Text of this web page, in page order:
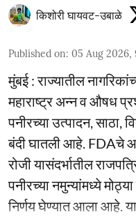
किशोरी घायवट-उबाळे
Published on: 05 Aug 2026,
मुंबई : राज्यातील
महाराष्ट्र अन्न व औषध
पनीरच्या उत्पादन, साठा,
बंदी घातली आहे. FDAचे
रोजी यासंदर्भातील
पनीरच्या नमुन्यांमध्ये
निर्णय घेण्यात आला आहे.